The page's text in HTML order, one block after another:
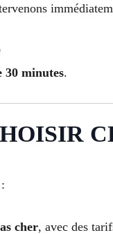
30 minutes.
cher, avec des